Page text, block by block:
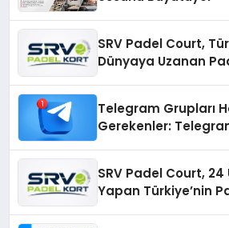
SRV Padel Court,
Dünyaya Uzanan
Telegram Grupları
Gerekenler:
SRV Padel Court,
Yapan Türkiye’nin